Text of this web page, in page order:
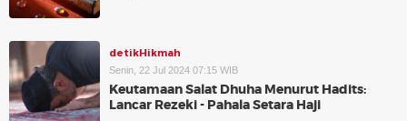
detikHikmah
Senin, 22 Jul 2024 07:15 WIB
Keutamaan Salat Dhuha Menurut Hadits:
Lancar Rezeki - Pahala Setara Haji